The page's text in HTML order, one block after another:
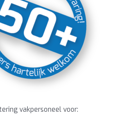
vakpersoneel voor: